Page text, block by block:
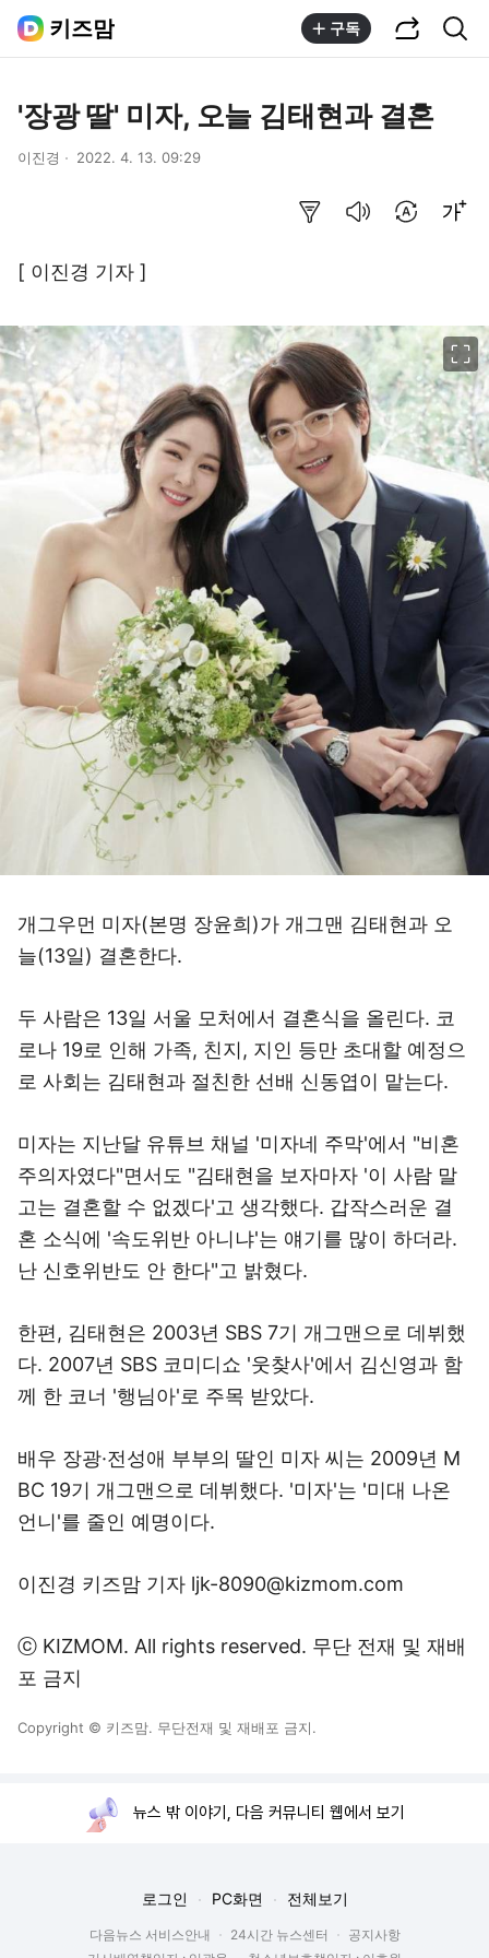
키즈맘 구독
'장광 딸' 미자, 오늘 김태현과 결혼
이진경 2022. 4. 13. 09:29
[ 이진경 기자 ]
개그우먼 미자(본명 장윤희)가 개그맨 김태현과 오
늘(13일) 결혼한다.
두 사람은 13일 서울 모처에서 결혼식을 올린다. 코
로나 19로 인해 가족, 친지, 지인 등만 초대할 예정으
로 사회는 김태현과 절친한 선배 신동엽이 맡는다.
미자는 지난달 유튜브 채널 '미자네 주막'에서 "비혼
주의자였다"면서도 "김태현을 보자마자 '이 사람 말
고는 결혼할 수 없겠다'고 생각했다. 갑작스러운 결
혼 소식에 '속도위반 아니냐'는 얘기를 많이 하더라.
난 신호위반도 안 한다"고 밝혔다.
한편, 김태현은 2003년 SBS 7기 개그맨으로 데뷔했
다. 2007년 SBS 코미디쇼 '웃찾사'에서 김신영과 함
께 한 코너 '행님아'로 주목 받았다.
배우 장광·전성애 부부의 딸인 미자 씨는 2009년 M
BC 19기 개그맨으로 데뷔했다. '미자'는 '미대 나온
언니'를 줄인 예명이다.
이진경 키즈맘 기자 ljk-8090@kizmom.com
ⓒ KIZMOM. All rights reserved. 무단 전재 및 재배
포 금지
Copyright © 키즈맘. 무단전재 및 재배포 금지.
뉴스 밖 이야기, 다음 커뮤니티 웹에서 보기
로그인 PC화면 전체보기
다음뉴스 서비스안내 24시간 뉴스센터
공지사항